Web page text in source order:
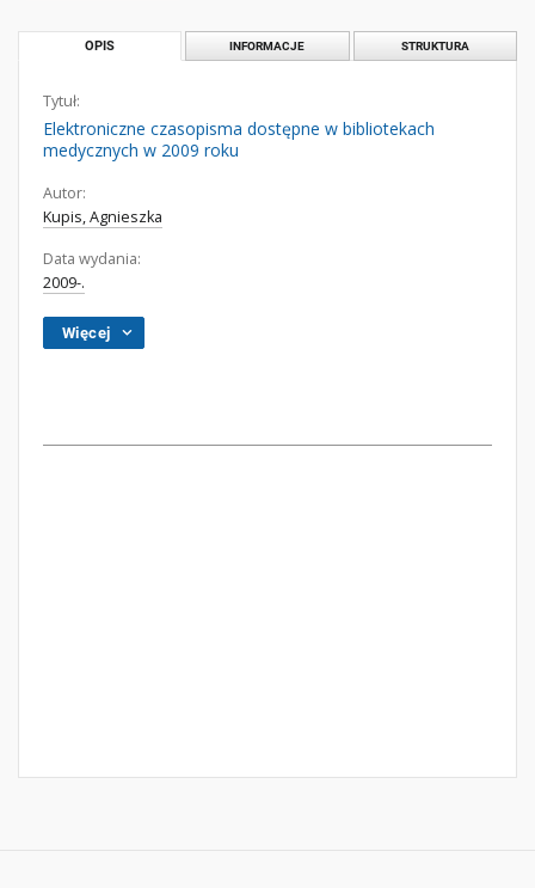
OPIS INFORMACJE STRUKTURA
Tytuł:
Elektroniczne czasopisma dostępne w bibliotekach
medycznych w 2009 roku
Autor:
Kupis, Agnieszka
Data wydania:
2009-.
Więcej